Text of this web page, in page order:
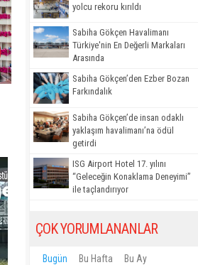
yolcu rekoru kırıldı
Sabiha Gökçen Havalimanı
Türkiye'nin En Değerli Markaları
Arasında
Sabiha Gökçen’den Ezber Bozan
Farkındalık
Sabiha Gökçen’de insan odaklı
yaklaşım havalimanı’na ödül
getirdi
ISG Airport Hotel 17. yılını
“Geleceğin Konaklama Deneyimi”
ile taçlandırıyor
ÇOK YORUMLANANLAR
Bugün Bu Hafta Bu Ay